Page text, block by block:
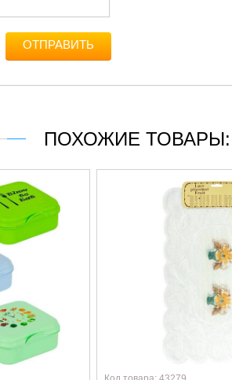
ОТПРАВИТЬ
ПОХОЖИЕ ТОВАРЫ: